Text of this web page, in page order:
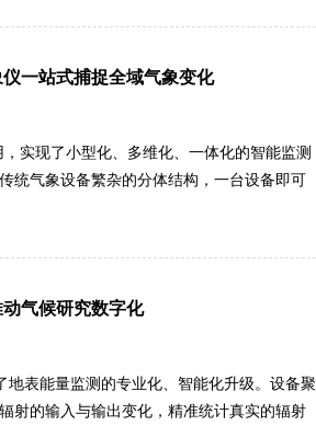
况。.....
一站式捕捉全域气象变化
实现了小型化、多维化、一体化的智能监测
统气象设备繁杂的分体结构，一台设备即可
境变化，全方位还原区域微气候真实状态，
集、整理、传输工作，有效规避人工监测带
准、客观。.....
气候研究数字化
表能量监测的专业化、智能化升级。设备聚
射的输入与输出变化，精准统计真实的辐射